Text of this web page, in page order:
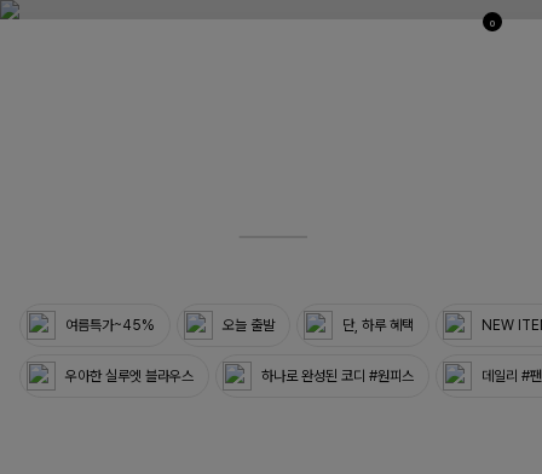
0
여름특가~45% 오늘 출발 단, 하루 혜택 NEW
우아한 실루엣 블라우스 하나로 완성된 코디 #원피스 데일리 #